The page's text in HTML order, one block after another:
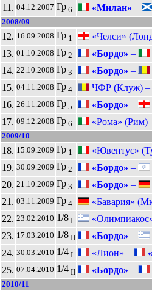
11. 04.12.2007 Гр 6 «Милан» –
2008/09
12. 16.09.2008 Гр 1
«Челси»
13. 01.10.2008 Гр 2 «Бордо» –
14. 22.10.2008 Гр 3 «Бордо» –
15. 04.11.2008 Гр 4
ЧФР (Клуж) –
16. 26.11.2008 Гр 5 «Бордо» –
17. 09.12.2008 Гр 6 «Рома» (Рим)
2009/10
18. 15.09.2009 Гр 1
«Ювентус»
19. 30.09.2009 Гр 2 «Бордо» –
20. 21.10.2009 Гр 3 «Бордо» –
21. 03.11.2009 Гр 4
«Бавария»
22. 23.02.2010 1/8 I
23. 17.03.2010 1/8 II «Бордо» –
24. 30.03.2010 1/4 I «Лион» –
25. 07.04.2010 1/4 II «Бордо» –
2010/11